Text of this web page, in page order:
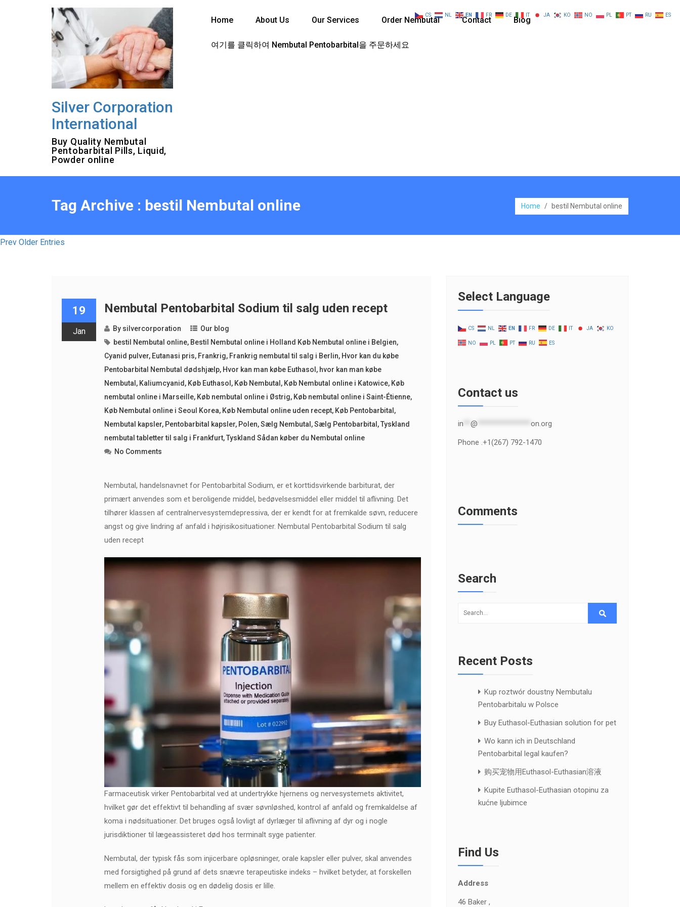
Silver Corporation
International
Buy Quality Nembutal
Pentobarbital Pills, Liquid,
Powder online
Home About Us Our Services Order Nembutal Contact Blog
여기를 클릭하여 Nembutal Pentobarbital을 주문하세요
Tag Archive : bestil Nembutal online Home / bestil Nembutal online
Prev Older Entries
19
Jan
Nembutal Pentobarbital Sodium til salg uden recept
By silvercorporation
Our blog
bestil Nembutal online, Bestil Nembutal online i Holland Køb Nembutal online i Belgien,
Cyanid pulver, Eutanasi pris, Frankrig, Frankrig nembutal til salg i Berlin, Hvor kan du købe
Pentobarbital Nembutal dødshjælp, Hvor kan man købe Euthasol , hvor kan man købe
Nembutal , Kaliumcyanid , Køb Euthasol , Køb Nembutal , Køb Nembutal online i Katowice, Køb
nembutal online i Marseille, Køb nembutal online i Østrig, Køb nembutal online i Saint-Étienne,
Køb Nembutal online i Seoul Korea, Køb Nembutal online uden recept, Køb Pentobarbital ,
Nembutal kapsler, Pentobarbital kapsler, Polen,Sælg Nembutal ,Sælg Pentobarbital ,Tyskland
nembutal tabletter til salg i Frankfurt,Tyskland Sådan køber du Nembutal online
No Comments
Nembutal, handelsnavnet for Pentobarbital Sodium, er et korttidsvirkende barbiturat, der
primært anvendes som et beroligende middel, bedøvelsesmiddel eller middel til aflivning. Det
tilhører klassen af ​​centralnervesystemdepressiva, der er kendt for at fremkalde søvn, reducere
angst og give lindring af anfald i højrisikosituationer. Nembutal Pentobarbital Sodium til salg
uden recept
Farmaceutisk virker Pentobarbital ved at undertrykke hjernens og nervesystemets aktivitet,
hvilket gør det effektivt til behandling af svær søvnløshed, kontrol af anfald og fremkaldelse af
koma i nødsituationer. Det bruges også lovligt af dyrlæger til aflivning af dyr og i nogle
jurisdiktioner til lægeassisteret død hos terminalt syge patienter.
Nembutal, der typisk fås som injicerbare opløsninger, orale kapsler eller pulver, skal anvendes
med forsigtighed på grund af dets snævre terapeutiske indeks – hvilket betyder, at forskellen
mellem en effektiv dosis og en dødelig dosis er lille.
Select Language
CS NL EN FR DE IT JA KO
NO PL PT RU ES
Contact us
in @ on.org
Phone .+1(267) 792-1470
Comments
Search
Recent Posts
Kup roztwór doustny Nembutalu
Pentobarbitalu w Polsce
Buy Euthasol-Euthasian solution for pet
Wo kann ich in Deutschland
Pentobarbital legal kaufen?
购买宠物用Euthasol-Euthasian溶液
Kupite Euthasol-Euthasian otopinu za
kućne ljubimce
Find Us
Address
46 Baker ,
CS NL EN FR DE IT JA KO NO PL PT RU ES